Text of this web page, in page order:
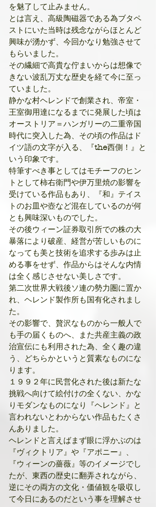
を魅了して止みません。
とは言え、高級陶磁器である為ブタペ
ストにいた当時は残念ながらほとんど
興味が湧かず、今回かなり勉強させて
もらいました。
その繊細で高貴な佇まいからは想像で
きない波乱万丈な歴史を経て今に至っ
ていました。
静かな村ヘレンドで創業され、帝室・
王室御用達になるまでに発展した頃は
オーストリア＝ハンガリーの二重帝国
時代に突入した為、その頃の作品はド
イツ語の文字が入る、『the西側！』と
いう印象です。
特筆すべき事としてはモチーフのヒン
トとして柿右衛門や伊万里焼の影響を
受けている作品もあり、『和』テイス
トのお皿や壺など混在しているのが何
とも興味深いものでした。
その後ウィーン証券取引所での株の大
暴落により破産、経営が苦しいものに
なっても美と技術を追求する歩みは止
める事をせず、作品からはそんな内情
は全く感じさせない美しさです。
第二次世界大戦後ソ連の勢力圏に置か
れ、ヘレンド製作所も国有化されまし
た。
その影響で、贅沢なものから一般人で
も手の届くものへ、また共産主義の政
治宣伝にも利用された為、全く趣の違
う、どちらかというと質素なものにな
ります。
１９９２年に民営化された後は新たな
挑戦へ向けて絵付けの全くない、かな
りモダンなものになり『ヘレンド』と
言われないとわからない作品もたくさ
んありました。
ヘレンドと言えばまず眼に浮かぶのは
『ヴィクトリア』や『アポニー』、
『ウィーンの薔薇』等のイメージでし
たが、東西の歴史に翻弄されながら、
逆にその両方の文化・価値観を吸収し
て今日にあるのだという事を理解させ